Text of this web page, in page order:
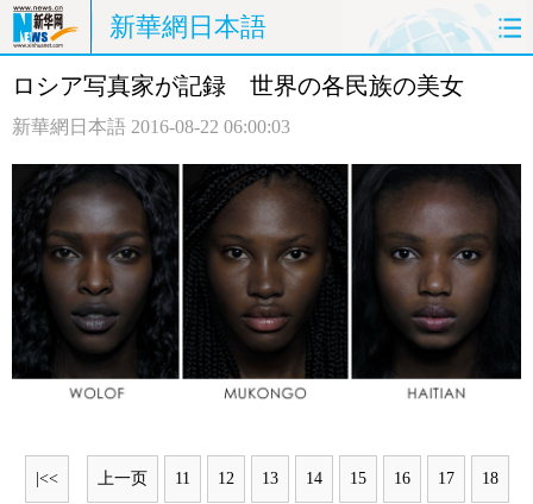
新華網日本語
ホームページ 政治 経済
観光 評論 写真
中日対訳
ロシア写真家が記録 世界の各民族の美女
新華網日本語 2016-08-22 06:00:03
|<< 上一页 11 12 13 14 15 16 17 18